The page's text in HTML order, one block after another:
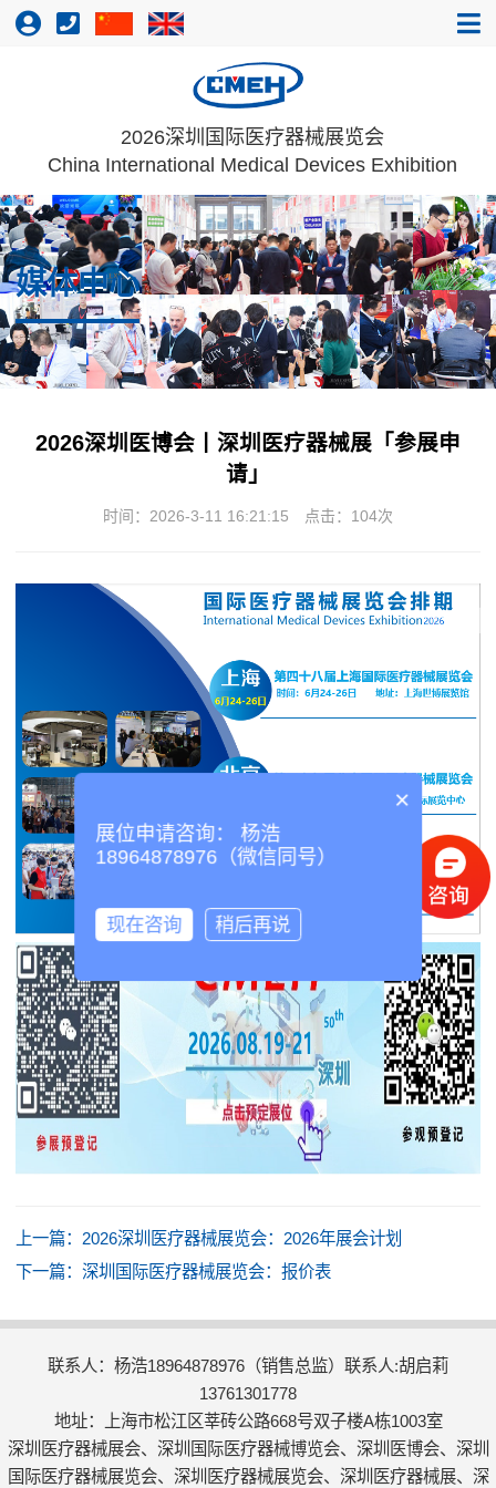
2026深圳国际医疗器械展览会
China International Medical Devices Exhibition
媒体中心
2026深圳医博会丨深圳医疗器械展「参展申
请」
时间：2026-3-11 16:21:15 点击： 104次
上一篇： 2026深圳医疗器械展览会：2026年展会计划
下一篇： 深圳国际医疗器械展览会：报价表
联系人：杨浩18964878976（销售总监）联系人:胡启莉
13761301778
地址：上海市松江区莘砖公路668号双子楼A栋1003室
深圳医疗器械展会、深圳国际医疗器械博览会、深圳医博会、深圳
国际医疗器械展览会、深圳医疗器械展览会、深圳医疗器械展、深
×
展位申请咨询： 杨浩
18964878976（微信同号）
现在咨询 稍后再说